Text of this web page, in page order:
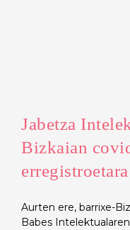
Jabetza
Bizkaian
Aurten ere, barrixe-
Babes